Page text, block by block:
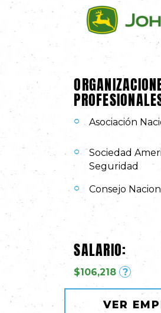
Asociación
Sociedad
Seguridad
Consejo
SALARIO:
$106,218 ?
VER